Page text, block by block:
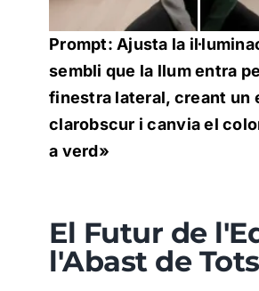
Prompt: Ajusta la
sembli que la llum entra
finestra lateral, creant un
clarobscur i canvia el
a verd»
El Futur de
l'Abast de Tots